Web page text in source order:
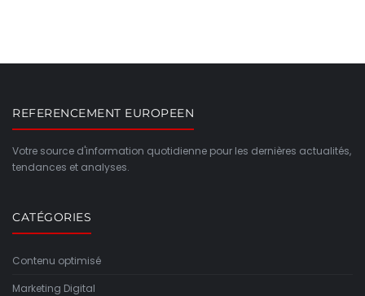
REFERENCEMENT EUROPEEN
Votre source d'information quotidienne pour les dernières actualités,
tendances et analyses.
CATÉGORIES
Contenu optimisé
Marketing Digital